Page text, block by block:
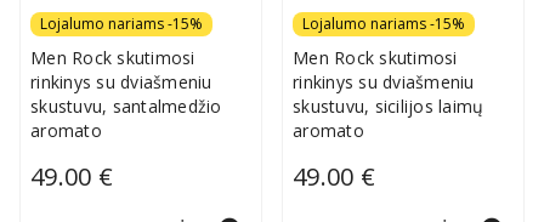
Lojalumo nariams -15%
Men Rock skutimosi
rinkinys su dviašmeniu
skustuvu, santalmedžio
aromato
49.00 €
Lojalumo nariams -15%
Men Rock skutimosi
rinkinys su dviašmeniu
skustuvu, sicilijos laimų
aromato
49.00 €